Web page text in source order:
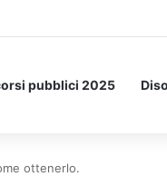
Letto: ecco l’esperimento
pubblici 2025
ottenerlo.